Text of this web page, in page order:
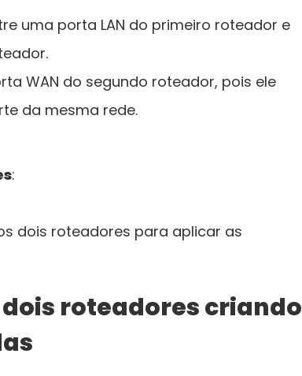
uma porta LAN do primeiro roteador e
WAN do segundo roteador, pois ele
da mesma rede.
:
dois roteadores para aplicar as
roteadores criando